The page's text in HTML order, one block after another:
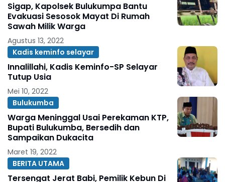
Sigap, Kapolsek Bulukumpa Bantu
Evakuasi Sesosok Mayat Di Rumah
Sawah Milik Warga
Agustus 13, 2022
Kadis keminfo selayar
Innalillahi, Kadis Keminfo-SP Selayar
Tutup Usia
Mei 10, 2022
Bulukumba
Warga Meninggal Usai Perekaman KTP,
Bupati Bulukumba, Bersedih dan
Sampaikan Dukacita
Maret 19, 2022
BERITA UTAMA
Tersengat Jerat Babi, Pemilik Kebun Di